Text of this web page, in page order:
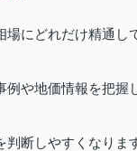
にどれだけ精通し
や地価情報を把握
断しやすくなりま